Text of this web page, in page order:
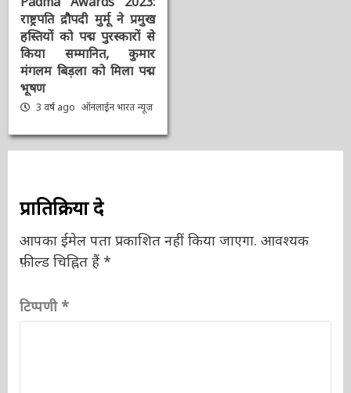
मुख्य समाचार राष्ट्रीय
Padma Awards 2023:
राष्ट्रपति द्रौपदी मुर्मू ने प्रमुख
हस्तियों को पद्म पुरस्कारों से
किया सम्मानित, कुमार
भूषण
प्रातिक्रिया दे
आपका ईमेल पता प्रकाशित नहीं किया जाएगा.
फ़ील्ड चिह्नित हैं*